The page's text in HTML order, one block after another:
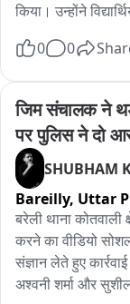
किया। उन्होंने
यातायात
के बारे में बताया।
प्रयोग सुरक्षा के लिए
चोट से बचाव में मदद
प्रयोग करने की
नियमों का पालन कर
कार्यक्रम के दौरान
बढ़ने, मोबाइल का
बरतने की जानकारी
से किसी भी स्तर पर
कार्यक्रम लगातार
स्वयं यातायात
0 0
जिम संचालक ने
पर पुलिस ने दो
SHUBHAM
Bareilly, Uttar
बरेली थाना कोतवाली
करने का वीडियो
संज्ञान लेते हुए
अश्वनी शर्मा और